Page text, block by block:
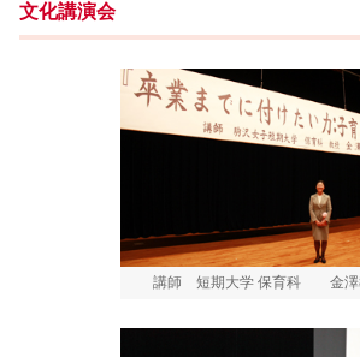
文化講演会
講師 短期大学 保育科 金澤